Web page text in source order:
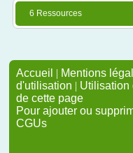
6 Ressources
Accueil | Mentions
d'utilisation | Utilisation
de cette page
Pour ajouter ou
CGUs